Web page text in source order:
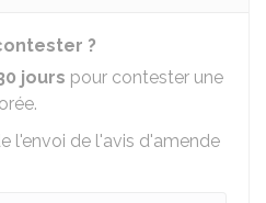
?
jours pour contester une
l'envoi de l'avis d'amende